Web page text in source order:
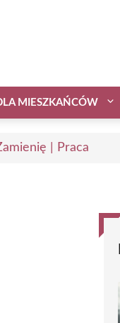
MIESZKAŃCÓW
| Praca